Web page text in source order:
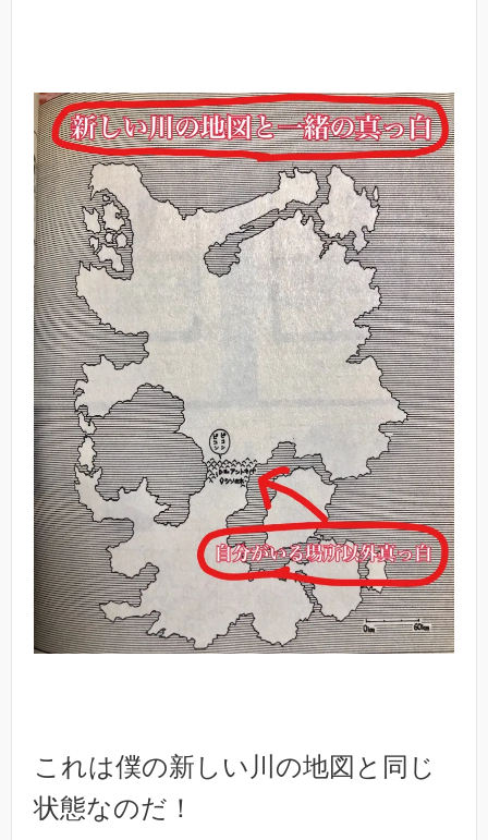
これは僕の新しい川の地図と同じ
状態なのだ！